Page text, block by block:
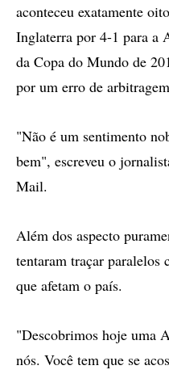
aconteceu exatamente
Inglaterra por 4-1 para a
da Copa do Mundo de
por um erro de
"Não é um sentimento
bem", escreveu o
Mail.
Além dos aspecto
tentaram traçar paralelos
que afetam o país.
"Descobrimos hoje uma
nós. Você tem que se